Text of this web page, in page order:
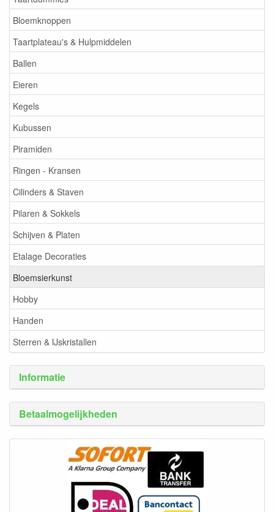
Bloemknoppen
Taartplateau's & Hulpmiddelen
Ballen
Eieren
Kegels
Kubussen
Piramiden
Ringen - Kransen
Cilinders & Staven
Pilaren & Sokkels
Schijven & Platen
Etalage Decoraties
Bloemsierkunst
Hobby
Handen
Sterren & IJskristallen
Informatie
Betaalmogelijkheden